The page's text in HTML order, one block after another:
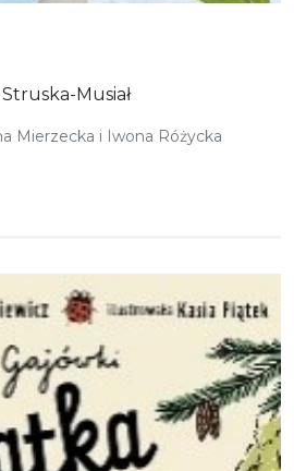
Musiał
Mierzecka i Iwona Różycka